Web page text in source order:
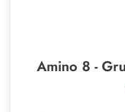
Amino 8 -